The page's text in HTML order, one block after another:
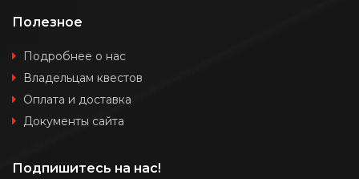
Полезное
Подробнее о нас
Владельцам квестов
Оплата и доставка
Документы сайта
Подпишитесь на нас!